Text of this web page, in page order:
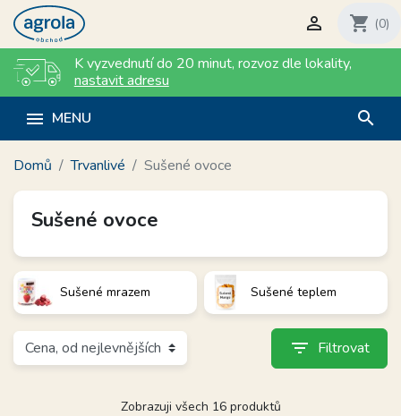
 shopping_cart (0)
K vyzvednutí do 20 minut, rozvoz dle lokality,
nastavit adresu
 MENU search
Domů Trvanlivé Sušené ovoce
Sušené ovoce
Sušené mrazem Sušené teplem
filter_list Filtrovat
Zobrazuji všech 16 produktů